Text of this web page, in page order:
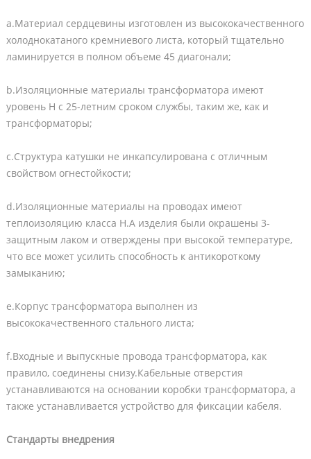
a.Материал сердцевины изготовлен из высококачественного
холоднокатаного кремниевого листа, который тщательно
ламинируется в полном объеме 45 диагонали;
b.Изоляционные материалы трансформатора имеют
уровень Н с 25-летним сроком службы, таким же, как и
трансформаторы;
c.Структура катушки не инкапсулирована с отличным
свойством огнестойкости;
d.Изоляционные материалы на проводах имеют
теплоизоляцию класса H.А изделия были окрашены 3-
защитным лаком и отверждены при высокой температуре,
что все может усилить способность к антикороткому
замыканию;
e.Корпус трансформатора выполнен из
высококачественного стального листа;
f.Входные и выпускные провода трансформатора, как
правило, соединены снизу.Кабельные отверстия
устанавливаются на основании коробки трансформатора, а
также устанавливается устройство для фиксации кабеля.
Стандарты внедрения